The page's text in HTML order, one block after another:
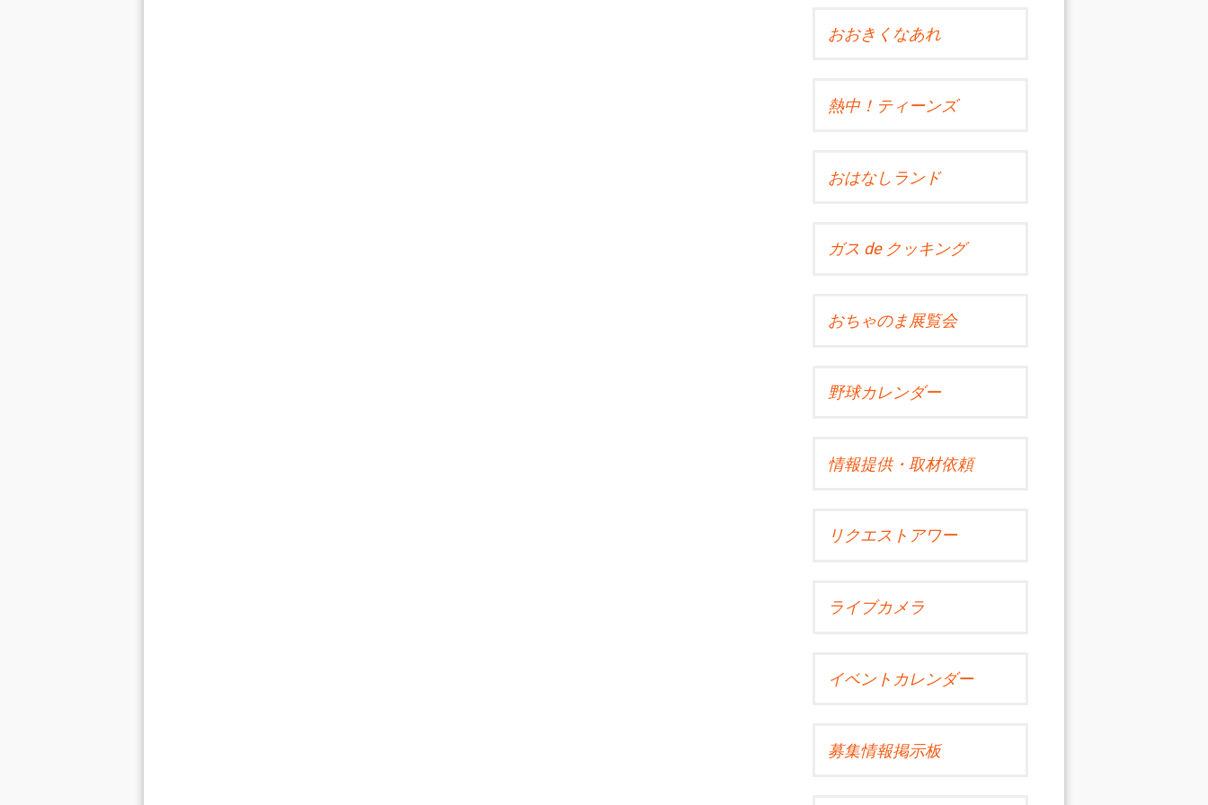
おおきくなあれ
熱中！ティーンズ
おはなしランド
ガス de クッキング
おちゃのま展覧会
野球カレンダー
情報提供・取材依頼
リクエストアワー
ライブカメラ
イベントカレンダー
募集情報掲示板